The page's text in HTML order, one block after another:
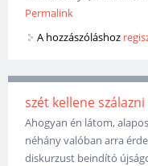
Permalink
A hozzászóláshoz
szét kellene
Ahogyan én látom,
néhány valóban arra
diskurzust beindító